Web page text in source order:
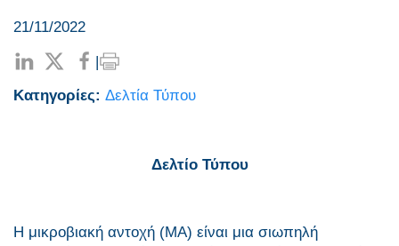
21/11/2022
|
Κατηγορίες: Δελτία Τύπου
Δελτίο Τύπου
Η μικροβιακή αντοχή (ΜΑ) είναι μια σιωπηλή